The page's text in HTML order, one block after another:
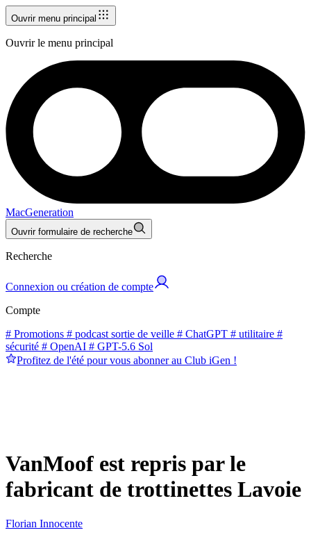
Ouvrir menu principal
Ouvrir le menu principal
MacGeneration
Ouvrir formulaire de recherche
Recherche
Connexion ou création de compte
Compte
# Promotions # podcast sortie de veille # ChatGPT # utilitaire #
sécurité # OpenAI # GPT-5.6 Sol
Profitez de l'été pour vous abonner au Club iGen !
VanMoof est repris par le
fabricant de trottinettes Lavoie
Florian Innocente